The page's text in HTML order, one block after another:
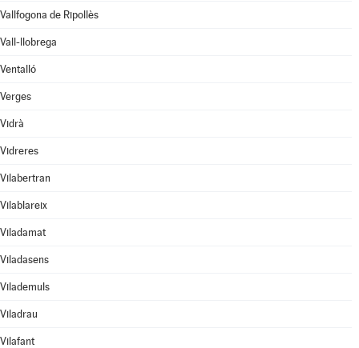
Vallfogona de Ripollès
Vall-llobrega
Ventalló
Verges
Vidrà
Vidreres
Vilabertran
Vilablareix
Viladamat
Viladasens
Vilademuls
Viladrau
Vilafant